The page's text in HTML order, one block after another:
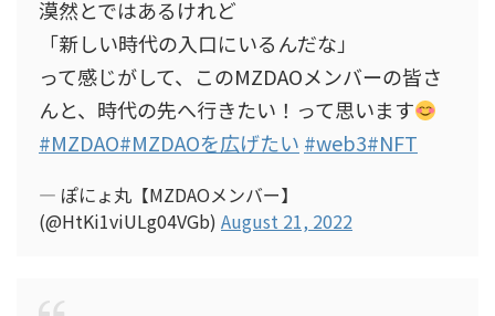
漠然とではあるけれど
「新しい時代の入口にいるんだな」
って感じがして、このMZDAOメンバーの皆さ
んと、時代の先へ行きたい！って思います
#MZDAO#MZDAOを広げたい #web3#NFT
— ぽにょ丸【MZDAOメンバー】
(@HtKi1viULg04VGb) August 21, 2022